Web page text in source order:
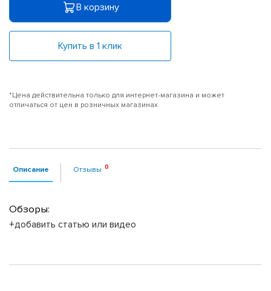
В корзину
Купить в 1 клик
*Цена действительна только для интернет-магазина и может
отличаться от цен в розничных магазинах
Описание Отзывы
Обзоры:
+добавить статью или видео